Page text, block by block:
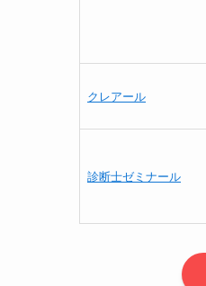
クレアール
診断士ゼミナール